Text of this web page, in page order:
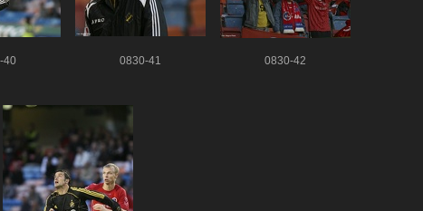
40 0830-41 0830-42